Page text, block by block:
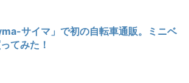
サイマ」で初の自転車通販。ミニベ
てみた！